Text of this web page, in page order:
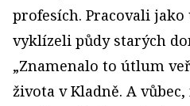
profesích. Pracovali
vyklízeli půdy starých
„Znamenalo to útlum
života v Kladně. A